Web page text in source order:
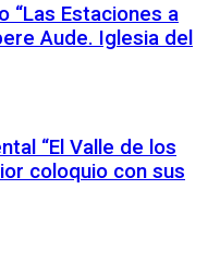
“Las Estaciones a
Aude. Iglesia del
“El Valle de los
coloquio con sus